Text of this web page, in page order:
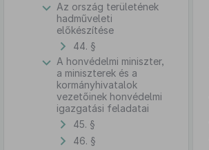
Az ország területének
hadműveleti
előkészítése
44. §
A honvédelmi miniszter,
a miniszterek és a
kormányhivatalok
vezetőinek honvédelmi
igazgatási feladatai
45. §
46. §